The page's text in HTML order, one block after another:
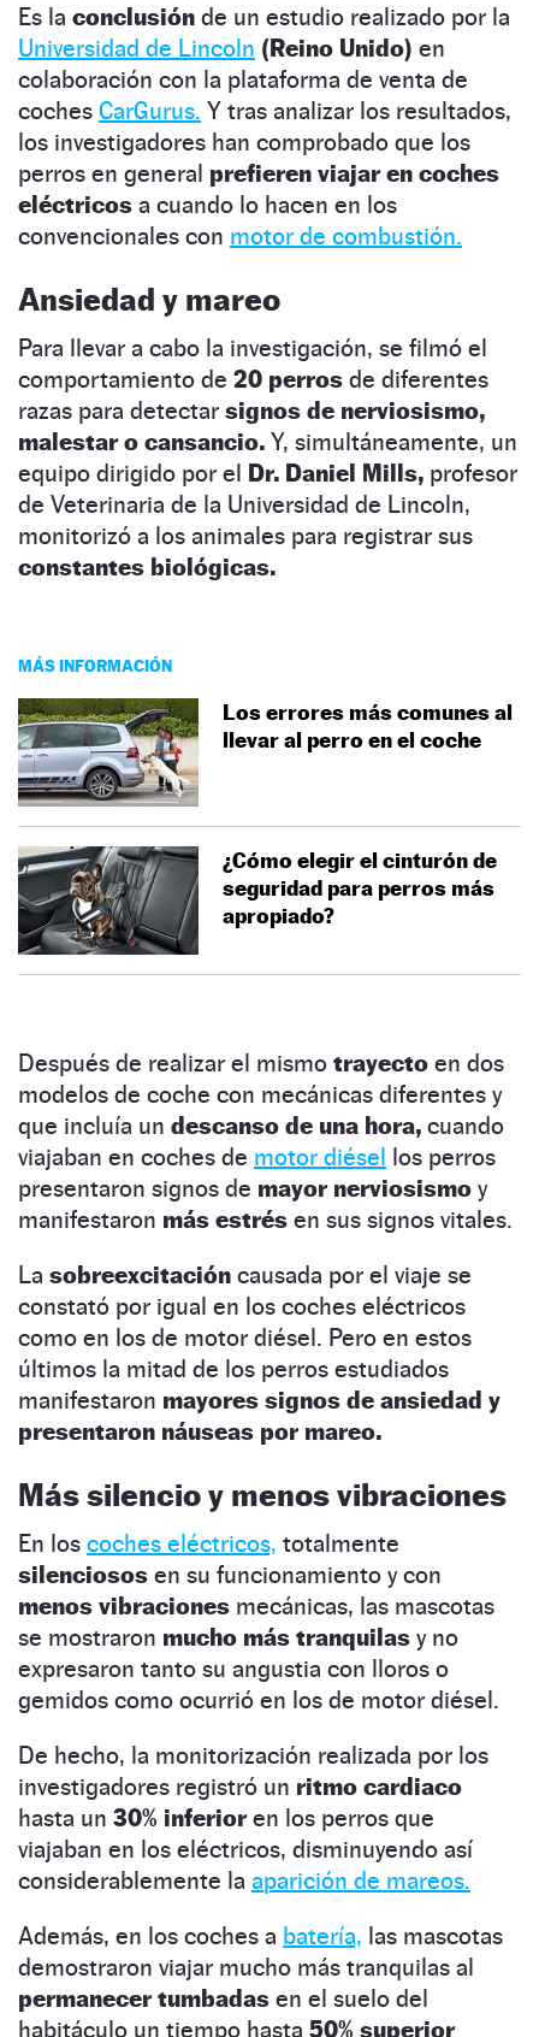
Es la conclusión de un estudio realizado por la
Universidad de Lincoln (Reino Unido) en
colaboración con la plataforma de venta de
coches CarGurus. Y tras analizar los resultados,
los investigadores han comprobado que los
perros en general prefieren viajar en coches
eléctricos a cuando lo hacen en los
convencionales con motor de combustión.
Ansiedad y mareo
Para llevar a cabo la investigación, se filmó el
comportamiento de 20 perros de diferentes
razas para detectar signos de nerviosismo,
malestar o cansancio. Y, simultáneamente, un
equipo dirigido por el Dr. Daniel Mills, profesor
de Veterinaria de la Universidad de Lincoln,
monitorizó a los animales para registrar sus
constantes biológicas.
MÁS INFORMACIÓN
Los errores más comunes al
llevar al perro en el coche
¿Cómo elegir el cinturón de
seguridad para perros más
apropiado?
Después de realizar el mismo trayecto en dos
modelos de coche con mecánicas diferentes y
que incluía un descanso de una hora, cuando
viajaban en coches de motor diésel los perros
presentaron signos de mayor nerviosismo y
manifestaron más estrés en sus signos vitales.
La sobreexcitación causada por el viaje se
constató por igual en los coches eléctricos
como en los de motor diésel. Pero en estos
últimos la mitad de los perros estudiados
manifestaron mayores signos de ansiedad y
presentaron náuseas por mareo.
Más silencio y menos vibraciones
En los coches eléctricos, totalmente
silenciosos en su funcionamiento y con
menos vibraciones mecánicas, las mascotas
se mostraron mucho más tranquilas y no
expresaron tanto su angustia con lloros o
gemidos como ocurrió en los de motor diésel.
De hecho, la monitorización realizada por los
investigadores registró un ritmo cardiaco
hasta un 30% inferioren los perros que
viajaban en los eléctricos, disminuyendo así
considerablemente la aparición de mareos.
Además, en los coches a batería, las mascotas
demostraron viajar mucho más tranquilas al
permanecer tumbadas en el suelo del
habitáculo un tiempo hasta 50% superior